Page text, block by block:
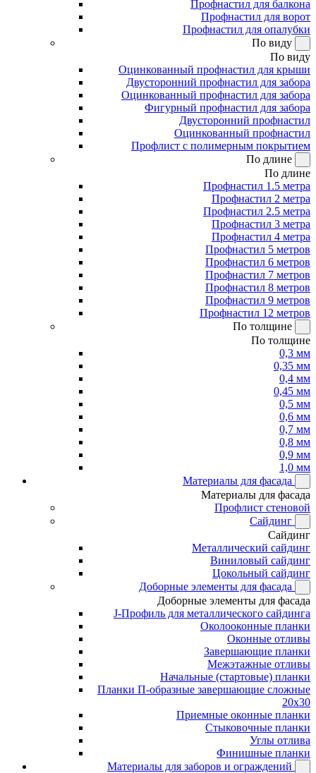
Профнастил для балкона
Профнастил для ворот
Профнастил для опалубки
По виду
По виду
Оцинкованный профнастил для крыши
Двусторонний профнастил для забора
Оцинкованный профнастил для забора
Фигурный профнастил для забора
Двусторонний профнастил
Оцинкованный профнастил
Профлист с полимерным покрытием
По длине
По длине
Профнастил 1.5 метра
Профнастил 2 метра
Профнастил 2.5 метра
Профнастил 3 метра
Профнастил 4 метра
Профнастил 5 метров
Профнастил 6 метров
Профнастил 7 метров
Профнастил 8 метров
Профнастил 9 метров
Профнастил 12 метров
По толщине
По толщине
0,3 мм
0,35 мм
0,4 мм
0,45 мм
0,5 мм
0,6 мм
0,7 мм
0,8 мм
0,9 мм
1,0 мм
Материалы для фасада
Материалы для фасада
Профлист стеновой
Сайдинг
Сайдинг
Металлический сайдинг
Виниловый сайдинг
Цокольный сайдинг
Доборные элементы для фасада
Доборные элементы для фасада
J-Профиль для металлического сайдинга
Околооконные планки
Оконные отливы
Завершающие планки
Межэтажные отливы
Начальные (стартовые) планки
Планки П-образные завершающие сложные
20x30
Приемные оконные планки
Стыковочные планки
Углы отлива
Финишные планки
Материалы для заборов и ограждений